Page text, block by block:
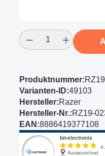
Product
Produktnummer:
Varianten-ID:49103
Hersteller:Razer
Hersteller-Nr.:RZ19-
EAN:8886419377108